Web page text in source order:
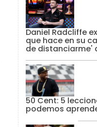
Daniel Radcliffe
que hace en su
de distanciarme'
50 Cent: 5
podemos